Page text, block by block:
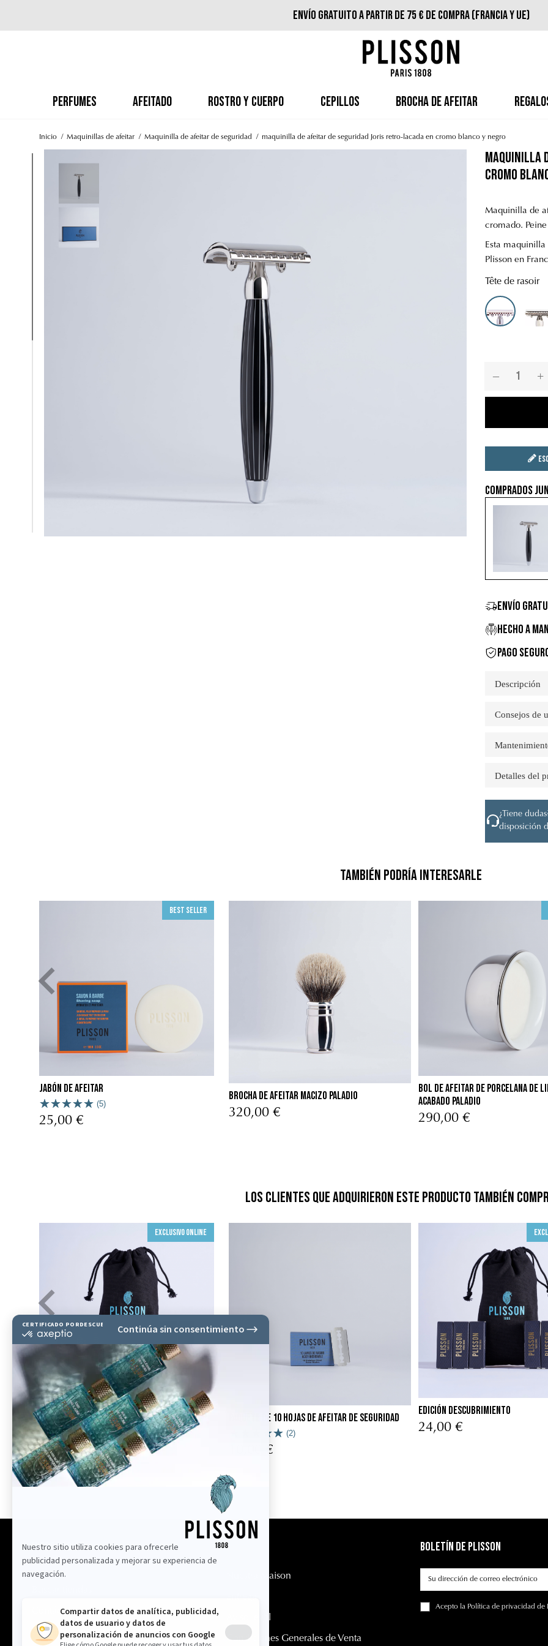
Envío gratuito a partir de 75 € de compra (Francia y UE)
PERFUMES AFEITADO ROSTRO Y CUERPO CEPILLOS BROCHA DE AFEITAR
Inicio Maquinillas de afeitar Maquinilla de afeitar de seguridad maquinilla de afeitar de seguridad Joris retro-lacada en cromo blanco y negro
maquinilla
cromo
Maquinilla de
cromado.
Esta
Plisson en
Tête de rasoir
Seguridad -
Comprados
ENVÍO
HECHO A
PAGO
Descripción
Consejos de
Detalles del
¿Tiene
disposición
También podría interesarle
Best seller
Jabón de afeitar
(5)
25,00 €
Brocha de afeitar macizo Paladio
320,00 €
Bol de Afeitar de Porcelana de
Acabado Paladio
290,00 €
Los clientes que adquirieron este producto también
Exclusivo online
Edición Descubrimiento
24,00 €
Paquete de 10 hojas de afeitar de seguridad
(2)
10,00 €
Edición Descubrimiento
24,00 €
Información
Contáctenos
Nuestros consejos
Nuestra Maison
Condiciones Generales de Venta
Boletín de Plisson
Acepto la Política de privacidad de